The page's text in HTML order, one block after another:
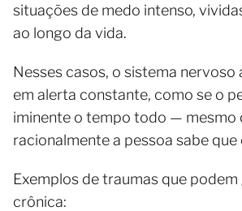
situações de medo intenso,
ao longo da vida.
Nesses casos, o sistema nervoso
em alerta constante, como se o
iminente o tempo todo — mesmo
racionalmente a pessoa sabe que
Exemplos de traumas que
crônica: